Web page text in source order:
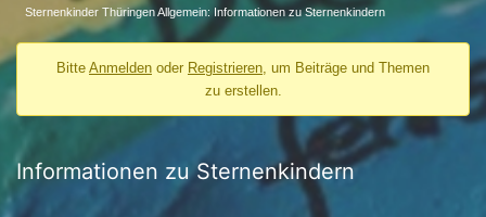
Breadcrumbs
Sternenkinder Thüringen Allgemein: Informationen zu Sternenkindern
Bitte Anmelden oder Registrieren, um Beiträge und Themen
zu erstellen.
Informationen zu Sternenkindern